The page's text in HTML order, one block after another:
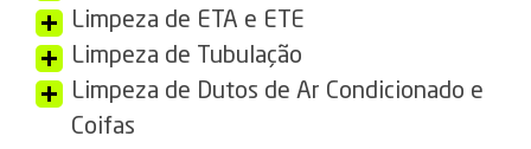
Limpeza de ETA e ETE
Limpeza de Tubulação
Limpeza de Dutos de Ar Condicionado e
Coifas